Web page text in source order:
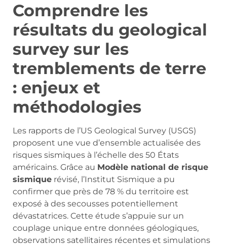
Comprendre les
résultats du geological
survey sur les
tremblements de terre
: enjeux et
méthodologies
Les rapports de l’US Geological Survey (USGS)
proposent une vue d’ensemble actualisée des
risques sismiques à l’échelle des 50 États
américains. Grâce au Modèle national de risque
sismique révisé, l’Institut Sismique a pu
confirmer que près de 78 % du territoire est
exposé à des secousses potentiellement
dévastatrices. Cette étude s’appuie sur un
couplage unique entre données géologiques,
observations satellitaires récentes et simulations